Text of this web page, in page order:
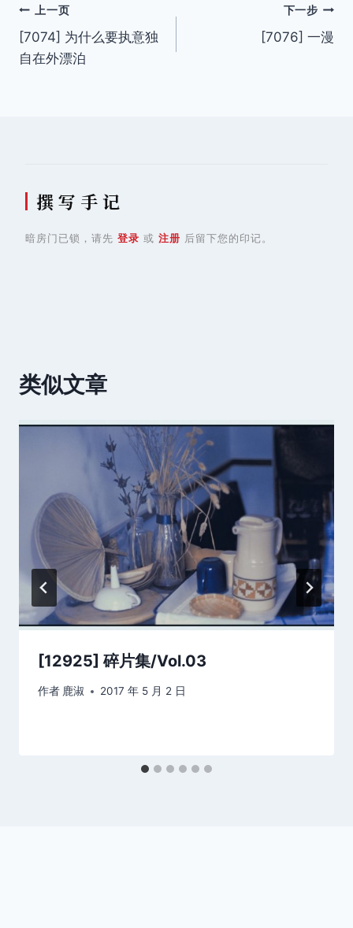
文
章
上一页
[7074] 为什么要执意独
自在外漂泊
下一步
[7076] 一漫
撰 写 手 记
暗房门已锁，请先 登录 或 注册 后留下您的印记。
类似文章
[12925] 碎片集/Vol.03
作者 鹿淑 2017 年 5 月 2 日